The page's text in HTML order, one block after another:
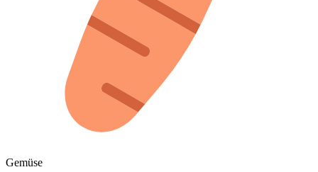
Gemüse